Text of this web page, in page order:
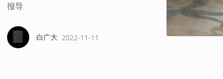
报导
白广大 2022-11-11